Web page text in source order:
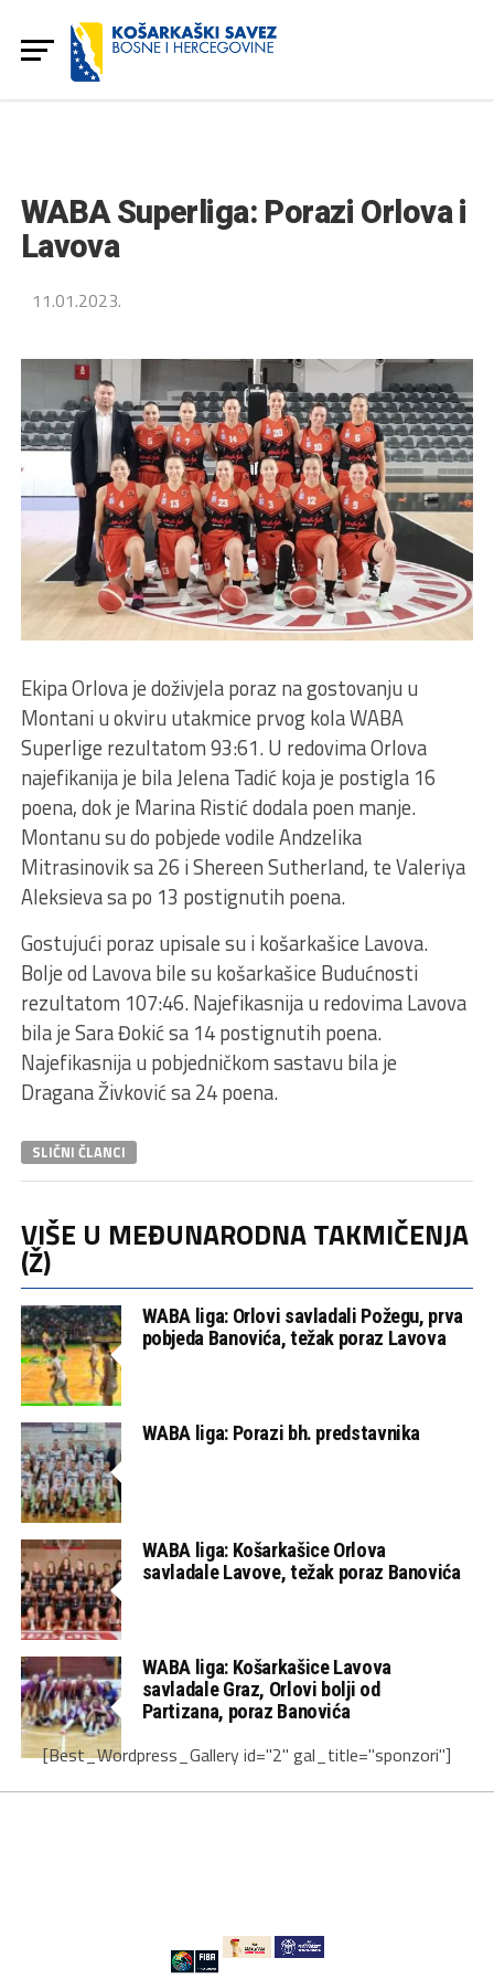
WABA Superliga: Porazi Orlova i
Lavova
11.01.2023.
Ekipa Orlova je doživjela poraz na gostovanju u
Montani u okviru utakmice prvog kola WABA
Superlige rezultatom 93:61. U redovima Orlova
najefikanija je bila Jelena Tadić koja je postigla 16
poena, dok je Marina Ristić dodala poen manje.
Montanu su do pobjede vodile Andzelika
Mitrasinovik sa 26 i Shereen Sutherland, te Valeriya
Aleksieva sa po 13 postignutih poena.
Gostujući poraz upisale su i košarkašice Lavova.
Bolje od Lavova bile su košarkašice Budućnosti
rezultatom 107:46. Najefikasnija u redovima Lavova
bila je Sara Đokić sa 14 postignutih poena.
Najefikasnija u pobjedničkom sastavu bila je
Dragana Živković sa 24 poena.
SLIČNI ČLANCI
VIŠE U MEĐUNARODNA TAKMIČENJA
(Ž)
WABA liga: Orlovi savladali Požegu, prva
pobjeda Banovića, težak poraz Lavova
WABA liga: Porazi bh. predstavnika
WABA liga: Košarkašice Orlova
savladale Lavove, težak poraz Banovića
WABA liga: Košarkašice Lavova
savladale Graz, Orlovi bolji od
Partizana, poraz Banovića
[Best_Wordpress_Gallery id="2" gal_title="sponzori"]